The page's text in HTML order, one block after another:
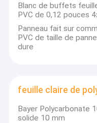
Blanc de buffets
PVC de 0,12 pouces
Panneau fait sur
PVC de taille de
dure
feuille claire de
Bayer Polycarbonate
solide 10 mm